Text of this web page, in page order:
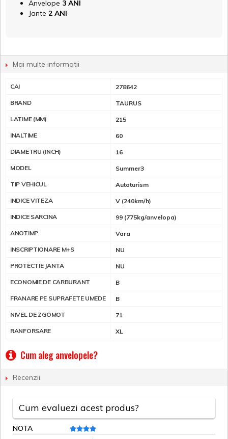
Anvelope 3 ANI
Jante 2 ANI
Mai multe informatii
CAI 278642
BRAND TAURUS
LATIME (MM) 215
INALTIME 60
DIAMETRU (INCH) 16
MODEL Summer3
TIP VEHICUL Autoturism
INDICE VITEZA V (240km/h)
INDICE SARCINA 99 (775kg/anvelopa)
ANOTIMP Vara
INSCRIPTIONARE M+S NU
PROTECTIE JANTA NU
ECONOMIE DE CARBURANT B
FRANARE PE SUPRAFETE UMEDE B
NIVEL DE ZGOMOT 71
RANFORSARE XL
Cum aleg anvelopele?
Recenzii
Cum evaluezi acest produs?
NOTA